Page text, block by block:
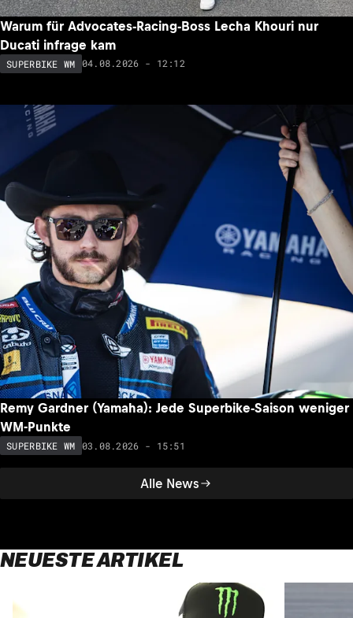
Alle News
Warum für Advocates-Racing-Boss Lecha Khouri nur
Ducati infrage kam
SUPERBIKE WM 04.08.2026 - 12:12
Remy Gardner (Yamaha): Jede Superbike-Saison weniger
WM-Punkte
SUPERBIKE WM 03.08.2026 - 15:51
NEUESTE ARTIKEL